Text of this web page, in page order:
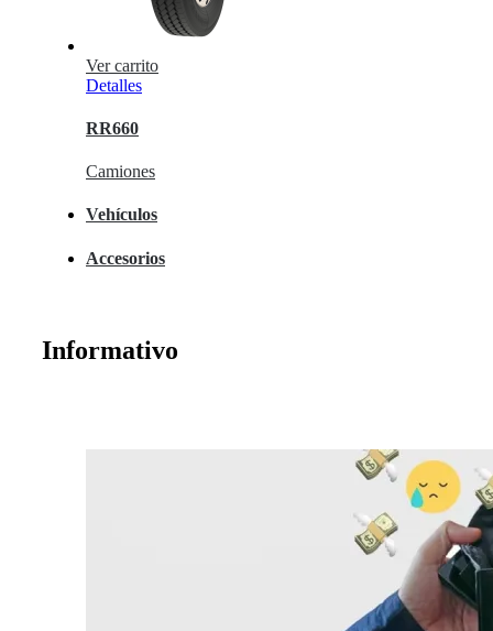
Ver carrito
Detalles
RR660
Camiones
Vehículos
Accesorios
Informativo